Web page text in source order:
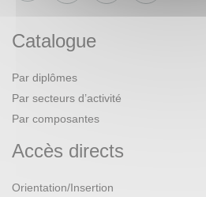
Catalogue
Par diplômes
Par secteurs d’activité
Par composantes
Accès directs
Orientation/Insertion